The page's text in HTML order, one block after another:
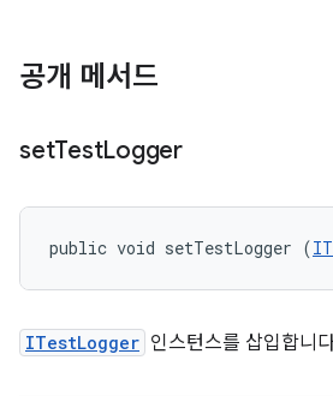
공개 메서드
setTestLogger
public void setTestLogger (
ITestLogger 인스턴스를 삽입합니